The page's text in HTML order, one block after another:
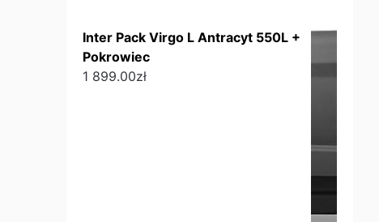
Inter Pack Virgo L Antracyt 550L +
Pokrowiec
1 899.00zł